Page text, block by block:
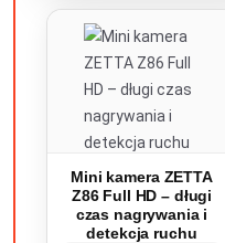
Mini kamera ZETTA
Z86 Full HD – długi
czas nagrywania i
detekcja ruchu